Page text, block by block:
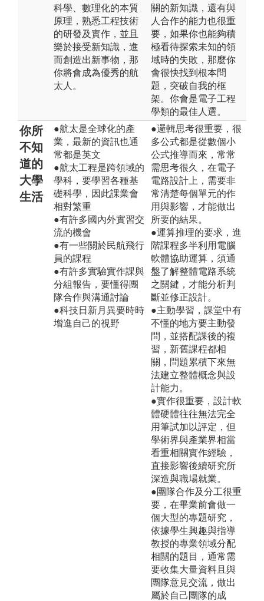
科學、數理化的本質
原理，熟悉工程技術
的研發及實作，並且
樂於接受新知識，進
而創造出新事物，那
你將會成為優秀的航
太人。
關的新知識，還有與
人合作的能力也很重
要，如果你也能夠積
極看待探索未知的領
域時的失敗，那麼你
會很快找到根本問
題，突破自我的框
架。你會是電子工程
學類的最佳人選。
你所
不知
道的
大學
生活
●航太是全球化的產
業，最新的資訊也通
常都是英文
●航太工程是跨領域的
學科，要學習各種基
礎科學，因此課業會
相對繁重
●有許多國內外實習交
流的機會
●有一些關於民航飛行
員的課程
●有許多實驗實作課與
分組報告，要懂得團
隊合作與溝通討論
●科技日新月異要時時
增進自己的視野
●邏輯思考很重要，很
多公式都是從數個小
公式推導而來，常常
需思考很久，在電子
電路設計上，需要非
常清楚每個單元的作
用與影響，才能做出
所要的結果。
●運算推理的要求，進
階課程多半利用電腦
軟體協助運算，須通
盤了解整體電路系統
之關鍵，才能分析判
斷並修正設計。
●主動學習，課堂中有
不懂的地方要主動發
問，並搭配課後的複
習，新舊課程都相
關，問題累積下來無
法建立整體概念與設
計能力。
●實作很重要，設計軟
體硬體往往無法完全
用筆試加以評定，但
學術界與產業界相當
看重相關實作經驗，
直接影響後續研究所
深造與職場就業。
●團隊合作及分工很重
要，在畢業前會做一
個大型的專題研究，
依據學生興趣與指導
教授的專業領域分配
相關的題目，通常需
要收集大量資料且與
團隊意見交流，做出
屬於自己團隊的成